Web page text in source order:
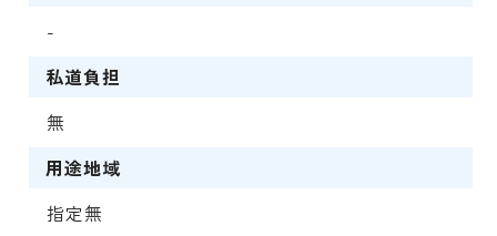
-
私道負担
無
用途地域
指定無